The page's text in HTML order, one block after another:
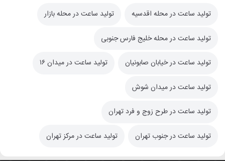
تولید ساعت در محله اقدسیه
تولید ساعت در محله بازار
تولید ساعت در محله خلیج فارس جنوبی
تولید ساعت در خیابان صابونیان تولید ساعت در میدان ۱۶
تولید ساعت در میدان شوش
تولید ساعت در طرح زوج و فرد تهران
تولید ساعت در جنوب تهران تولید ساعت در مرکز تهران